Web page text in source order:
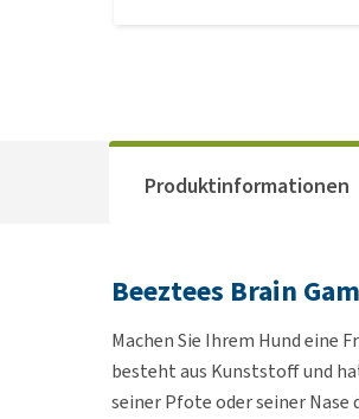
Produktinformationen
Beeztees Brain
Machen Sie Ihrem Hund eine
besteht aus Kunststoff und
seiner Pfote oder seiner Nase